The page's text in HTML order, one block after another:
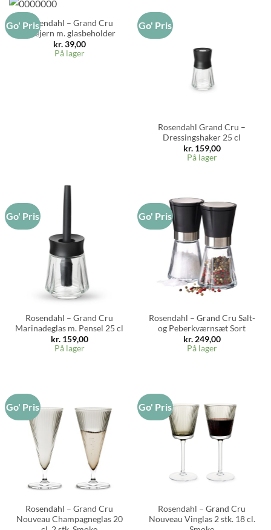
Go' PrisRosendahl – Grand Cru
Rivejern m. glasbeholder
kr.39,00
På lager
Go' Pris
Rosendahl Grand Cru –
Dressingshaker 25 cl
kr.159,00
På lager
Go' Pris
Rosendahl – Grand Cru
Marinadeglas m. Pensel 25 cl
kr.159,00
På lager
Go' Pris
Rosendahl – Grand Cru Salt-
og Peberkværnsæt Sort
kr.249,00
På lager
Go' Pris
Rosendahl – Grand Cru
Nouveau Champagneglas 20
Go' Pris
Rosendahl – Grand Cru
Nouveau Vinglas 2 stk. 18 cl.